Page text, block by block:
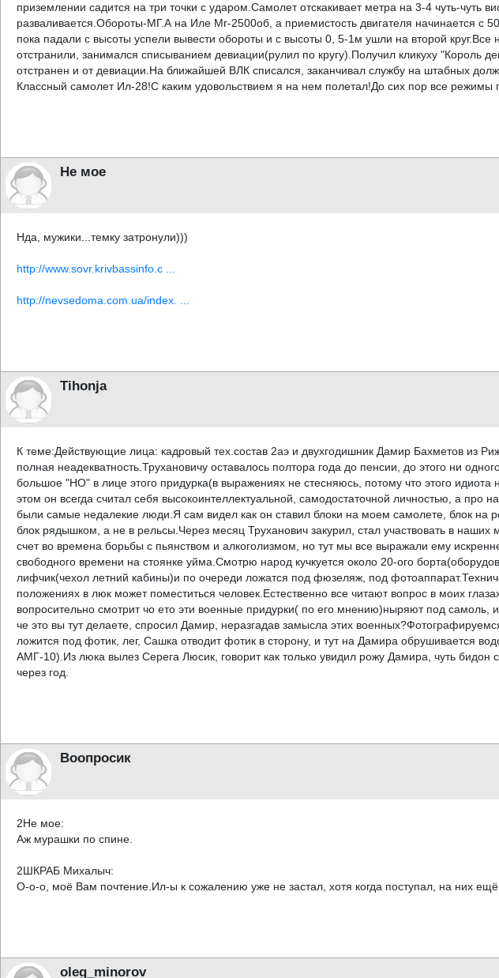
приземлении садится на три точки с ударом.Самолет отскакивает метра на 3-4 чуть-
разваливается.Обороты-МГ.А на Иле Мг-2500об, а приемистость двигателя начинается с
пока падали с высоты успели вывести обороты и с высоты 0, 5-1м ушли на второй
отстранили, занимался списыванием девиации(рулил по кругу).Получил кликуху
отстранен и от девиации.На ближайшей ВЛК списался, заканчивал службу на штабных
Классный самолет Ил-28!С каким удовольствием я на нем полетал!До сих пор все режимы
Не мое
Нда, мужики...темку затронули)))
http://www.sovr.krivbassinfo.c ...
http://nevsedoma.com.ua/index. ...
Tihonja
К теме:Действующие лица: кадровый тех.состав 2аэ и двухгодишник Дамир Бахметов из
полная неадекватность.Трухановичу оставалось полтора года до пенсии, до этого ни
большое "НО" в лице этого придурка(в выражениях не стесняюсь, потому что этого
этом он всегда считал себя высокоинтеллектуальной, самодостаточной личностью, а
были самые недалекие люди.Я сам видел как он ставил блоки на моем самолете, блок на
блок рядышком, а не в рельсы.Через месяц Труханович закурил, стал участвовать в
счет во времена борьбы с пьянством и алкоголизмом, но тут мы все выражали ему
свободного времени на стоянке уйма.Смотрю народ кучкуется около 20-ого
лифчик(чехол летний кабины)и по очереди ложатся под фюзеляж, под
положениях в люк может поместиться человек.Естественно все читают вопрос в моих
вопросительно смотрит чо ето эти военные придурки( по его мнению)ныряют под
че это вы тут делаете, спросил Дамир, неразгадав замысла этих
ложится под фотик, лег, Сашка отводит фотик в сторону, и тут на Дамира обрушивается
АМГ-10).Из люка вылез Серега Люсик, говорит как только увидил рожу Дамира, чуть бидон
через год.
Воопросик
2Не мое:
Аж мурашки по спине.
2ШКРАБ Михалыч:
О-о-о, моё Вам почтение.Ил-ы к сожалению уже не застал, хотя когда поступал, на них
oleg_minorov